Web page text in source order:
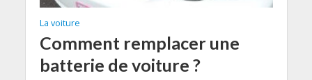
La voiture
Comment remplacer une
batterie de voiture ?